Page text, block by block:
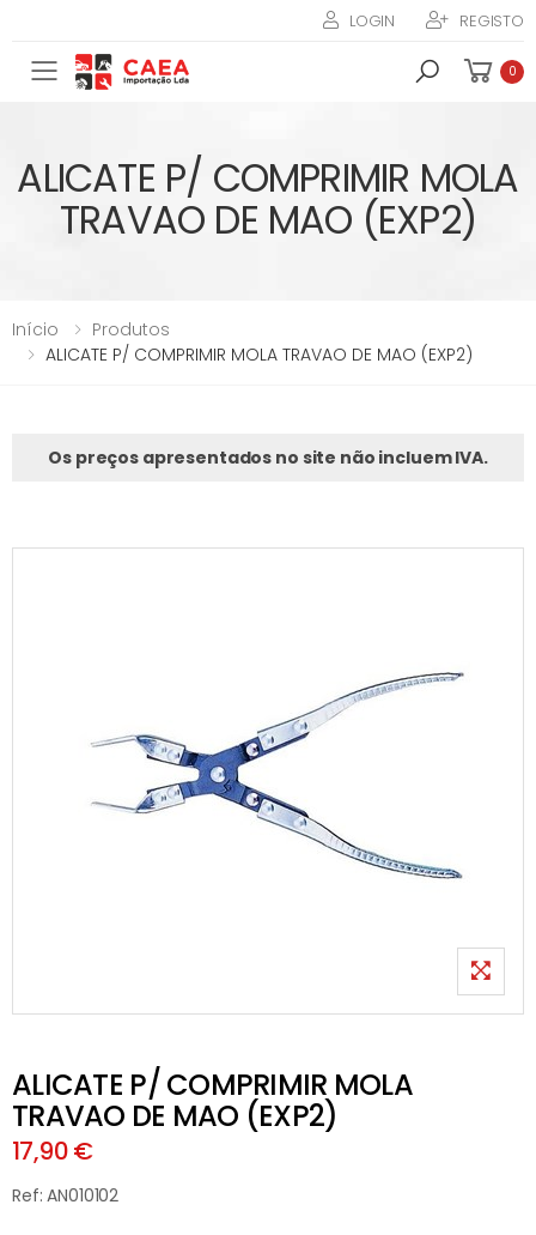
LOGIN REGISTO
Toggle mobile menu 0
ALICATE P/ COMPRIMIR MOLA
TRAVAO DE MAO (EXP2)
Início
Produtos
ALICATE P/ COMPRIMIR MOLA TRAVAO DE MAO (EXP2)
Os preços apresentados no site não incluem IVA.
ALICATE P/ COMPRIMIR MOLA
TRAVAO DE MAO (EXP2)
17,90 €
Ref: AN010102